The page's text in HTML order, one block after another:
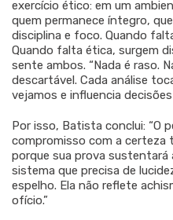
exercício ético: em um
quem permanece íntegro,
disciplina e foco. Quando
Quando falta ética, surgem
sente ambos. “Nada é raso.
descartável. Cada análise
vejamos e influencia
Por isso, Batista conclui: “O
compromisso com a certeza
porque sua prova
sistema que precisa de
espelho. Ela não reflete
ofício.”